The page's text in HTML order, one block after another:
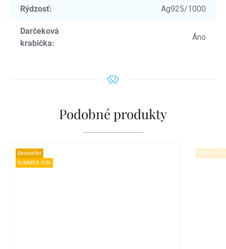
Rýdzosť: Ag925/1000
Darčeková
krabička:
Áno
Podobné produkty
Bestseller
SUMMER -30%
SUMMER -